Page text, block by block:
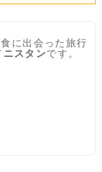
に出会った旅行
ニスタンです。